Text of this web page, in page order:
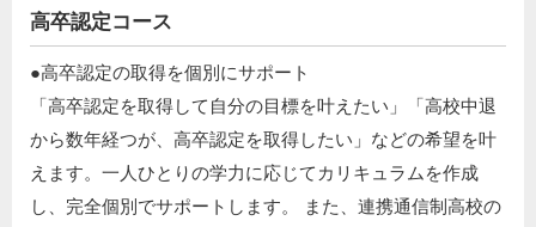
高卒認定コース
●高卒認定の取得を個別にサポート ​
「高卒認定を取得して自分の目標を叶えたい」「高校中退
から数年経つが、高卒認定を取得したい」などの希望を叶
えます。一人ひとりの学力に応じてカリキュラムを作成
し、完全個別でサポートします。 また、連携通信制高校の